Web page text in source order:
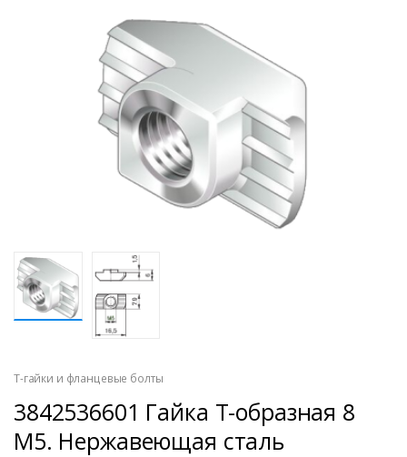
Т-гайки и фланцевые болты
3842536601 Гайка Т-образная 8
М5. Нержавеющая сталь